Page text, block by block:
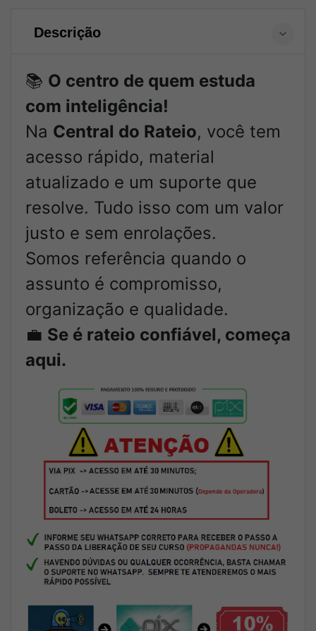
Descrição
📚 O centro de quem estuda
com inteligência!
Na Central do Rateio, você tem
acesso rápido, material
atualizado e um suporte que
resolve. Tudo isso com um valor
justo e sem enrolações.
Somos referência quando o
assunto é compromisso,
organização e qualidade.
💼 Se é rateio confiável, começa
aqui.